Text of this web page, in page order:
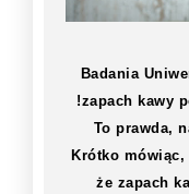
Badania
!zapach kawy
To prawda,
Krótko
że zapach